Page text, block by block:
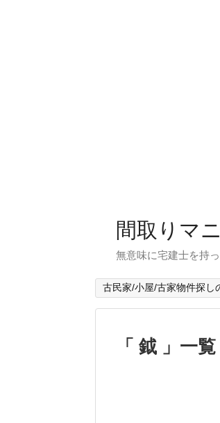
間取りマ
無意味に宅建士を持
古民家/小屋/古家物件探し
「 鉞 」一覧